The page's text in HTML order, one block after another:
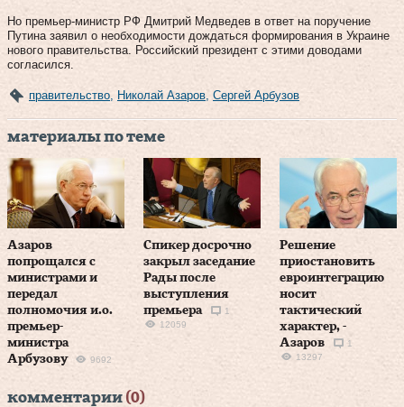
Но премьер-министр РФ Дмитрий Медведев в ответ на поручение
Путина заявил о необходимости дождаться формирования в Украине
нового правительства. Российский президент с этими доводами
согласился.
правительство, Николай Азаров, Сергей Арбузов
материалы по теме
Азаров
попрощался с
министрами и
передал
полномочия и.о.
премьер-
министра
Арбузову
9692
Спикер досрочно
закрыл заседание
Рады после
выступления
премьера
1
12059
Решение
приостановить
евроинтеграцию
носит
тактический
характер, -
Азаров
1
13297
комментарии (0)